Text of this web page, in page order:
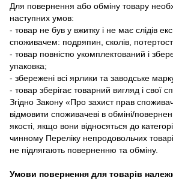
Для повернення або обміну товару
наступних умов:
- товар не був у вжитку і не має слідів
споживачем: подряпин, сколів,
- товар повністю укомплектований і
упаковка;
- збережені всі ярлики та заводське
- товар зберігає товарний вигляд і свої
Згідно Закону «Про захист прав
відмовити споживачеві в обміні/
якості, якщо вони відносяться до
чинному Переліку непродовольчих
не підлягають поверненню та обміну.
Умови повернення для товарів